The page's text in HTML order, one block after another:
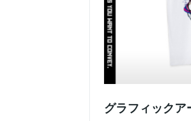
グラフィックア